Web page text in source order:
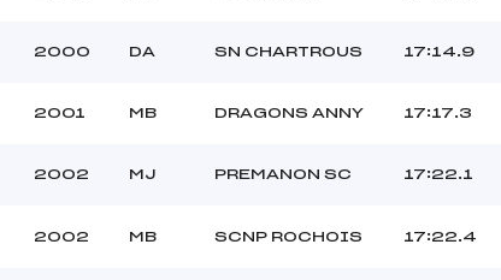
2000 DA SN CHARTROUS 17:14.9
2001 MB DRAGONS ANNY 17:17.3
2002 MJ PREMANON SC 17:22.1
2002 MB SCNP ROCHOIS 17:22.4